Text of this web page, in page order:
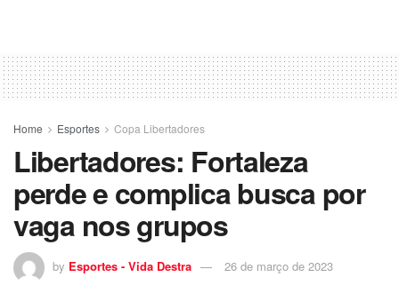
Home Esportes Copa Libertadores
Libertadores: Fortaleza
perde e complica busca por
vaga nos grupos
by Esportes - Vida Destra 26 de março de 2023